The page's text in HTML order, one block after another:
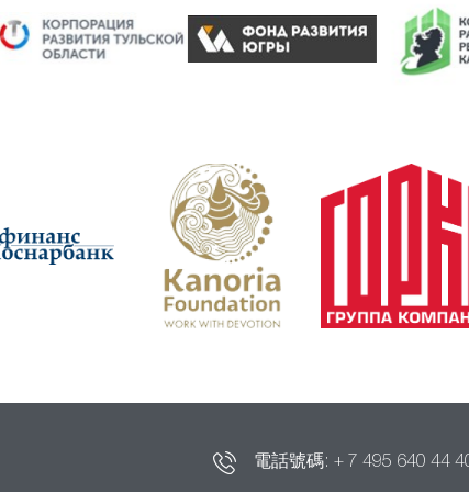
電話號碼: + 7 495 640 44